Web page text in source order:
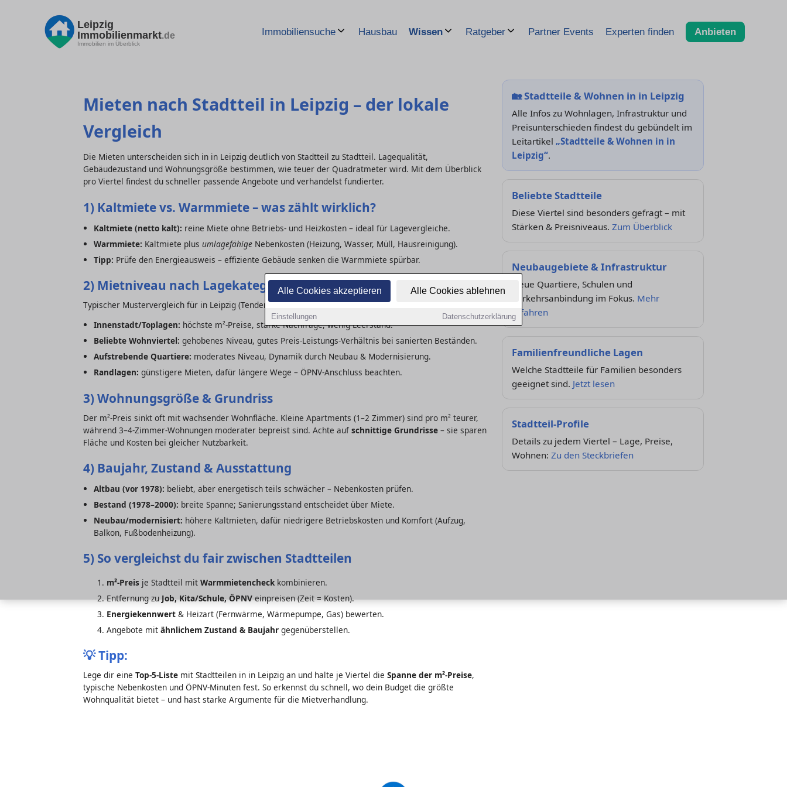
Alle Cookies akzeptieren Alle Cookies ablehnen
Einstellungen Datenschutzerklärung
Leipzig
Immobilienmarkt.de
Immobilien im Überblick
Immobiliensuche Hausbau Wissen Ratgeber Partner Events Experten finden Anbieten
Mieten nach Stadtteil in Leipzig – der lokale
Vergleich
Die Mieten unterscheiden sich in in Leipzig deutlich von Stadtteil zu Stadtteil. Lagequalität,
Gebäudezustand und Wohnungsgröße bestimmen, wie teuer der Quadratmeter wird. Mit dem Überblick
pro Viertel findest du schneller passende Angebote und verhandelst fundierter.
1) Kaltmiete vs. Warmmiete – was zählt wirklich?
Kaltmiete (netto kalt): reine Miete ohne Betriebs- und Heizkosten – ideal für Lagevergleiche.
Warmmiete: Kaltmiete plus umlagefähigeNebenkosten (Heizung, Wasser, Müll, Hausreinigung).
Tipp: Prüfe den Energieausweis – effiziente Gebäude senken die Warmmiete spürbar.
2) Mietniveau nach Lagekategorie
Typischer Mustervergleich für in Leipzig (Tendenzen):
Innenstadt/Toplagen: höchste m²-Preise, starke Nachfrage, wenig Leerstand.
Beliebte Wohnviertel: gehobenes Niveau, gutes Preis-Leistungs-Verhältnis bei sanierten Beständen.
Aufstrebende Quartiere: moderates Niveau, Dynamik durch Neubau & Modernisierung.
Randlagen: günstigere Mieten, dafür längere Wege – ÖPNV-Anschluss beachten.
3) Wohnungsgröße & Grundriss
Der m²-Preis sinkt oft mit wachsender Wohnfläche. Kleine Apartments (1–2 Zimmer) sind pro m² teurer,
während 3–4-Zimmer-Wohnungen moderater bepreist sind. Achte auf schnittige Grundrisse – sie sparen
Fläche und Kosten bei gleicher Nutzbarkeit.
4) Baujahr, Zustand & Ausstattung
Altbau (vor 1978): beliebt, aber energetisch teils schwächer – Nebenkosten prüfen.
Bestand (1978–2000): breite Spanne; Sanierungsstand entscheidet über Miete.
Neubau/modernisiert: höhere Kaltmieten, dafür niedrigere Betriebskosten und Komfort (Aufzug,
Balkon, Fußbodenheizung).
5) So vergleichst du fair zwischen Stadtteilen
m²-Preis je Stadtteil mit Warmmietencheck kombinieren.
Entfernung zuJob, Kita/Schule, ÖPNVeinpreisen (Zeit = Kosten).
Energiekennwert & Heizart (Fernwärme, Wärmepumpe, Gas) bewerten.
Angebote mit ähnlichem Zustand & Baujahr gegenüberstellen.
💡Tipp:
Lege dir eine Top-5-Liste mit Stadtteilen in in Leipzig an und halte je Viertel die Spanne der m²-Preise,
typische Nebenkosten und ÖPNV-Minuten fest. So erkennst du schnell, wo dein Budget die größte
Wohnqualität bietet – und hast starke Argumente für die Mietverhandlung.
🏡Stadtteile & Wohnen in in Leipzig
Alle Infos zu Wohnlagen, Infrastruktur und
Preisunterschieden findest du gebündelt im
Leitartikel „Stadtteile & Wohnen in in
Leipzig“.
Beliebte Stadtteile
Diese Viertel sind besonders gefragt – mit
Stärken & Preisniveaus. Zum Überblick
Neubaugebiete & Infrastruktur
Neue Quartiere, Schulen und
Verkehrsanbindung im Fokus. Mehr
erfahren
Familienfreundliche Lagen
Welche Stadtteile für Familien besonders
geeignet sind. Jetzt lesen
Stadtteil-Profile
Details zu jedem Viertel – Lage, Preise,
Wohnen: Zu den Steckbriefen